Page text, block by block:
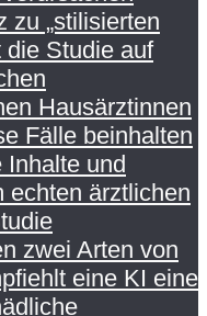
zu „stilisierten
die Studie auf
Hausärztinnen
Fälle beinhalten
Inhalte und
echten ärztlichen
zwei Arten von
eine KI eine